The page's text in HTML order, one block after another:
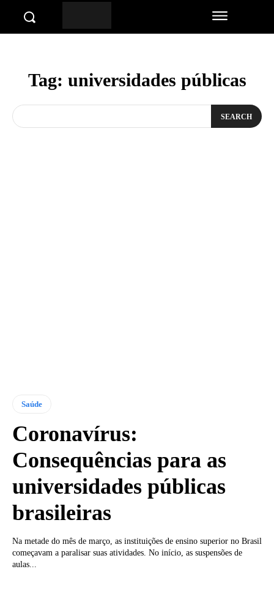
Tag: universidades públicas
SEARCH
Saúde
Coronavírus:
Consequências para as
universidades públicas
brasileiras
Na metade do mês de março, as instituições de ensino superior no Brasil
começavam a paralisar suas atividades. No início, as suspensões de
aulas...